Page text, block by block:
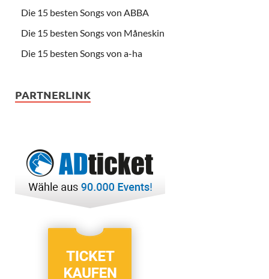
Die 15 besten Songs von ABBA
Die 15 besten Songs von Måneskin
Die 15 besten Songs von a-ha
PARTNERLINK